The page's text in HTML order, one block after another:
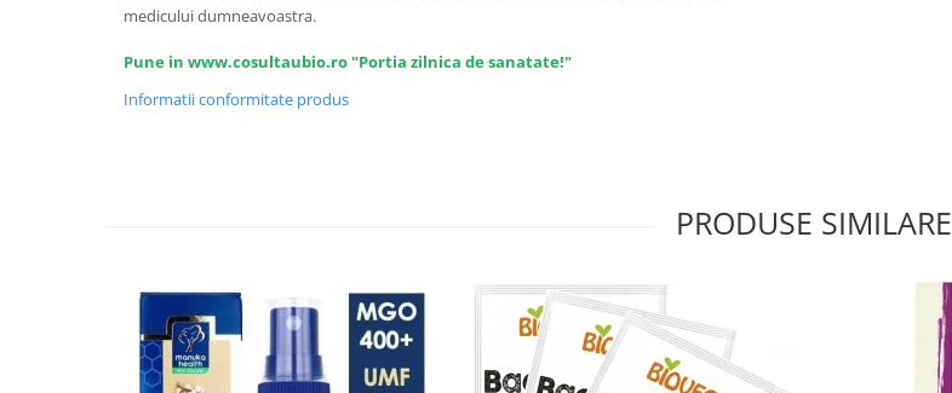
Maioneza bio
medicului dumneavoastra.
Pune in www.cosultaubio.ro "Portia zilnica de sanatate!"
Informatii conformitate produs
PRODUSE SIMILARE